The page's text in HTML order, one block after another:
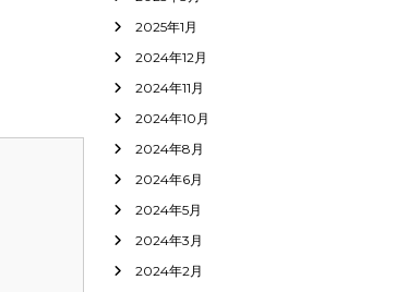
2025年1月
2024年12月
2024年11月
2024年10月
2024年8月
2024年6月
2024年5月
2024年3月
2024年2月